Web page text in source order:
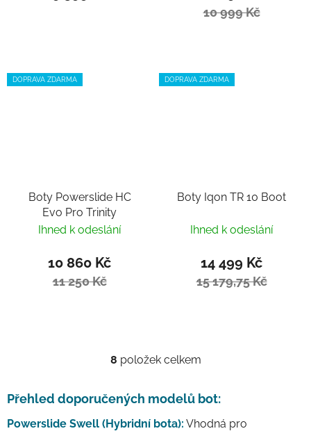
10 999 Kč
DOPRAVA ZDARMA
Boty Powerslide HC
Evo Pro Trinity
Ihned k odeslání
10 860 Kč
11 250 Kč
DOPRAVA ZDARMA
Boty Iqon TR 10 Boot
Ihned k odeslání
14 499 Kč
15 179,75 Kč
Ovládací prvky výpisu
8 položek celkem
Přehled doporučených modelů bot:
Powerslide Swell (Hybridní bota): Vhodná pro